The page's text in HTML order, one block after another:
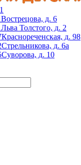
Вострецова, д. 6
Льва Толстого, д. 2
Краснореченская, д. 98
Стрельникова, д. 6а
Суворова, д. 10